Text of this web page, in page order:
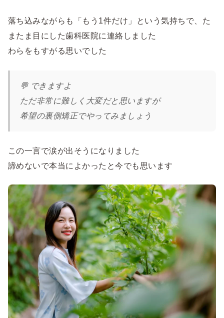
落ち込みながらも「もう1件だけ」という気持ちで、た
またま目にした歯科医院に連絡しました
わらをもすがる思いでした
💬 できますよ
ただ非常に難しく大変だと思いますが
希望の裏側矯正でやってみましょう
この一言で涙が出そうになりました
諦めないで本当によかったと今でも思います